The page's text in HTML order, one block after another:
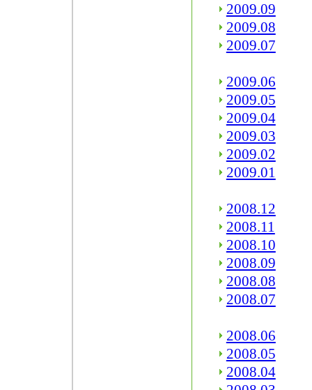
2009.09
2009.08
2009.07
2009.06
2009.05
2009.04
2009.03
2009.02
2009.01
2008.12
2008.11
2008.10
2008.09
2008.08
2008.07
2008.06
2008.05
2008.04